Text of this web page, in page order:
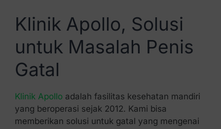
Klinik Apollo, Solusi
untuk Masalah Penis
Gatal
Klinik Apollo adalah fasilitas kesehatan mandiri
yang beroperasi sejak 2012. Kami bisa
memberikan solusi untuk gatal yang mengenai